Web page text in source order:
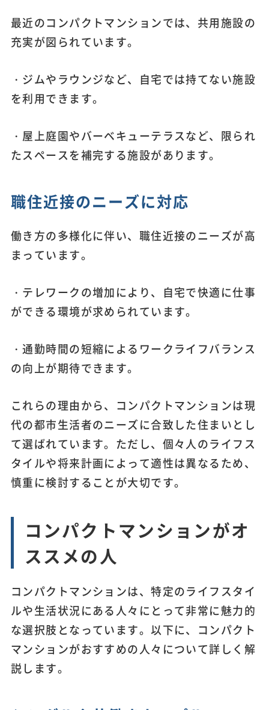
最近のコンパクトマンションでは、共用施設の
充実が図られています。
・ジムやラウンジなど、自宅では持てない施設
を利用できます。
・屋上庭園やバーベキューテラスなど、限られ
たスペースを補完する施設があります。
職住近接のニーズに対応
働き方の多様化に伴い、職住近接のニーズが高
まっています。
・テレワークの増加により、自宅で快適に仕事
ができる環境が求められています。
・通勤時間の短縮によるワークライフバランス
の向上が期待できます。
これらの理由から、コンパクトマンションは現
代の都市生活者のニーズに合致した住まいとし
て選ばれています。ただし、個々人のライフス
タイルや将来計画によって適性は異なるため、
慎重に検討することが大切です。
コンパクトマンションがオ
ススメの人
コンパクトマンションは、特定のライフスタイ
ルや生活状況にある人々にとって非常に魅力的
な選択肢となっています。以下に、コンパクト
マンションがおすすめの人々について詳しく解
説します。